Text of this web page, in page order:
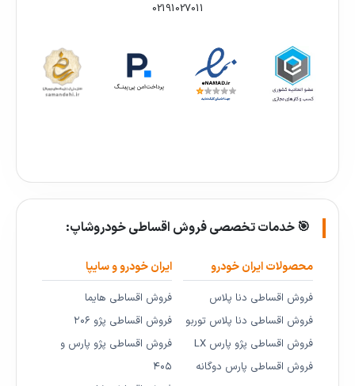
02191027011
🎯 خدمات تخصصی فروش اقساطی خودروشاپ:
محصولات ایران خودرو
فروش اقساطی دنا پلاس
فروش اقساطی دنا پلاس توربو
فروش اقساطی پژو پارس LX
فروش اقساطی پارس دوگانه
ایران خودرو و سایپا
فروش اقساطی هایما
فروش اقساطی پژو ۲۰۶
فروش اقساطی پژو پارس و
۴۰۵